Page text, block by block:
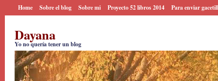
Home Sobre el blog Sobre mi Proyecto 52 libros 2014 Para enviar
Dayana
Yo no quería tener un blog